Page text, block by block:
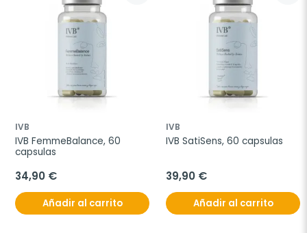
IVB
IVB FemmeBalance, 60
capsulas
34,90 €
Añadir al carrito
IVB
IVB SatiSens, 60 capsulas
39,90 €
Añadir al carrito